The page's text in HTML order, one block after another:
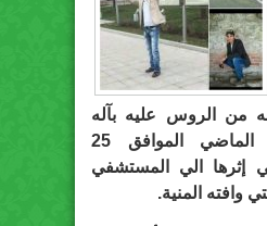
من الروس عليه بآله
حاده يوم الأحد الماضي الموافق 25
علي إثرها الي المستشفي
وافته المنية.